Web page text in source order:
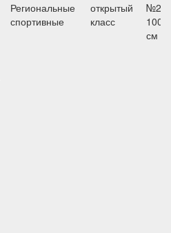
Региональные
спортивные
открытый
класс
№2,
100
см